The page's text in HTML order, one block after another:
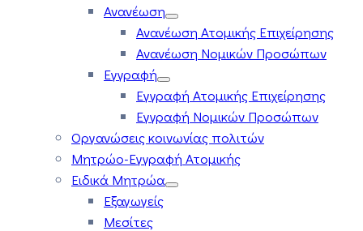
Ανανέωση
Ανανέωση Ατομικής Επιχείρησης
Ανανέωση Νομικών Προσώπων
Εγγραφή
Εγγραφή Ατομικής Επιχείρησης
Εγγραφή Νομικών Προσώπων
Οργανώσεις κοινωνίας πολιτών
Μητρώο-Εγγραφή Ατομικής
Ειδικά Μητρώα
Εξαγωγείς
Μεσίτες